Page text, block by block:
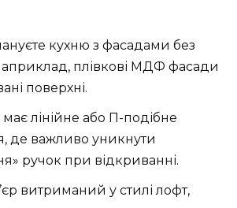
кухню з фасадами без
плівкові МДФ фасади
поверхні.
лінійне або П-подібне
де важливо уникнути
ручок при відкриванні.
витриманий у стилі лофт,